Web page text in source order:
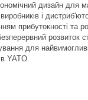
дизайн для
і
прибутокності та
розвиток
для
YATO.